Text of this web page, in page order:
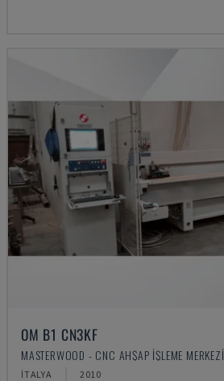
OM B1 CN3KF
MASTERWOOD - CNC AHŞAP İŞLEME MERKEZI
İTALYA 2010